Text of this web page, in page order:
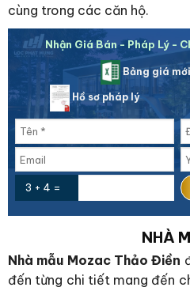
cùng trong các căn hộ.
Nhận Giá Bán - Pháp Lý -
Bảng giá
Hồ sơ pháp lý
3 + 4 =
NHÀ
Nhà mẫu Mozac Thảo Điền
đến từng chi tiết mang đến